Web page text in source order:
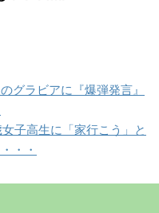
グラビアに『爆弾発言』
子高生に「家行こう」と
・・